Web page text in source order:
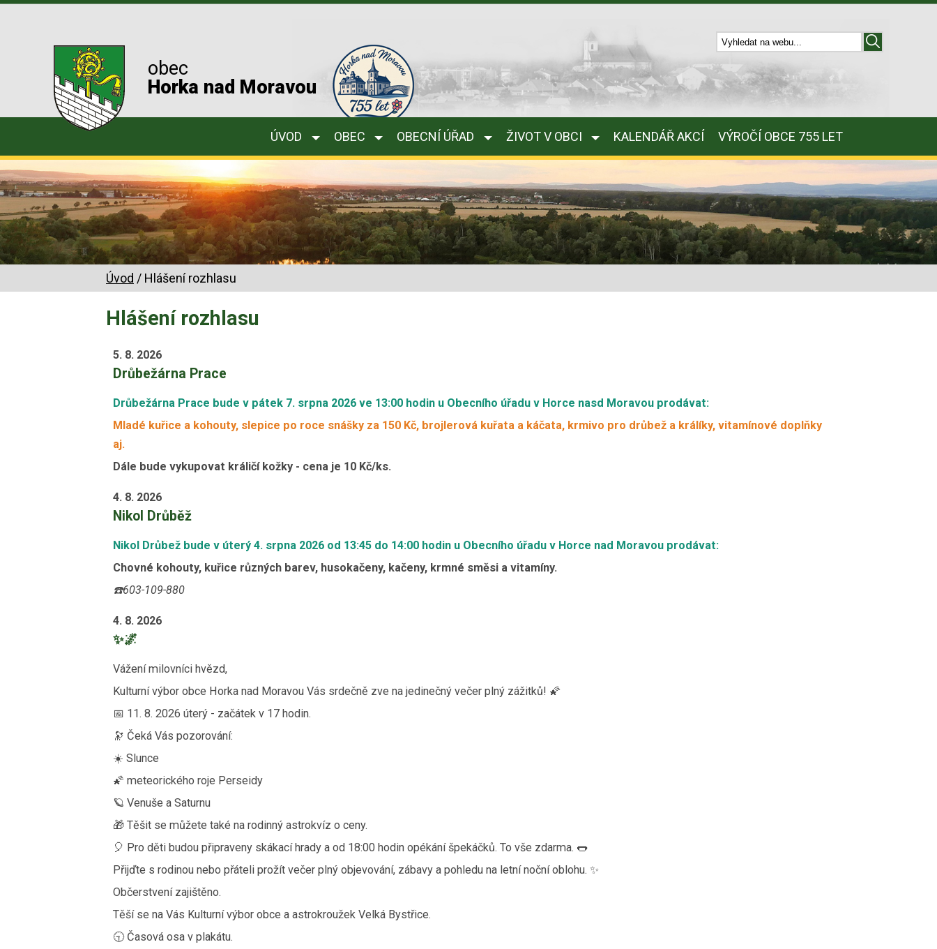
obec
Horka nad Moravou
ÚVOD OBEC OBECNÍ ÚŘAD ŽIVOT V OBCI KALENDÁŘ AKCÍ VÝROČÍ OBCE 755 LET
Úvod / Hlášení rozhlasu
Hlášení rozhlasu
5. 8. 2026
Drůbežárna Prace
Drůbežárna Prace bude v pátek 7. srpna 2026 ve 13:00 hodin u Obecního úřadu v Horce nasd Moravou prodávat:
Mladé kuřice a kohouty, slepice po roce snášky za 150 Kč, brojlerová kuřata a káčata, krmivo pro drůbež a králíky, vitamínové doplňky
aj.
Dále bude vykupovat králičí kožky - cena je 10 Kč/ks.
4. 8. 2026
Nikol Drůběž
Nikol Drůbež bude v úterý 4. srpna 2026 od 13:45 do 14:00 hodin u Obecního úřadu v Horce nad Moravou prodávat:
Chovné kohouty, kuřice různých barev, husokačeny, kačeny, krmné směsi a vitamíny.
☎️603-109-880
4. 8. 2026
✨🌌
Vážení milovníci hvězd,
Kulturní výbor obce Horka nad Moravou Vás srdečně zve na jedinečný večer plný zážitků! 🌠
📅 11. 8. 2026 úterý - začátek v 17 hodin.
🔭 Čeká Vás pozorování:
☀️ Slunce
🌠 meteorického roje Perseidy
🪐 Venuše a Saturnu
🎁 Těšit se můžete také na rodinný astrokvíz o ceny.
🎈 Pro děti budou připraveny skákací hrady a od 18:00 hodin opékání špekáčků. To vše zdarma. 🌭
Přijďte s rodinou nebo přáteli prožít večer plný objevování, zábavy a pohledu na letní noční oblohu. ✨
Občerstvení zajištěno.
Těší se na Vás Kulturní výbor obce a astrokroužek Velká Bystřice.
🕤 Časová osa v plakátu.